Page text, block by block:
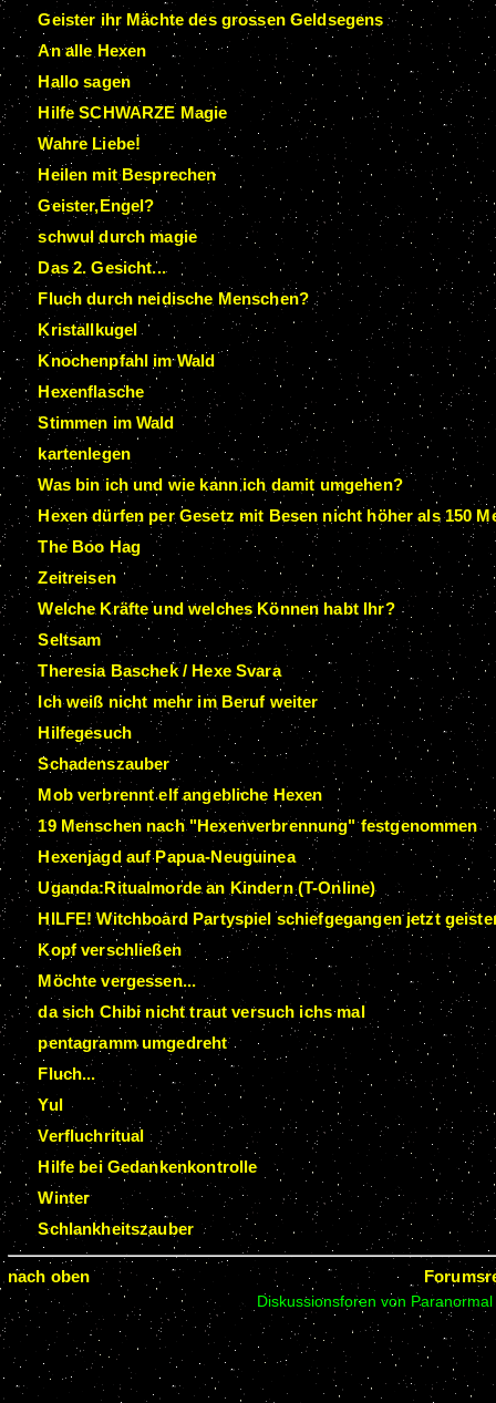
Geister ihr Mächte des grossen Geldsegens
An alle Hexen
Hallo sagen
Hilfe SCHWARZE Magie
Wahre Liebe!
Heilen mit Besprechen
Geister,Engel?
schwul durch magie
Das 2. Gesicht...
Fluch durch neidische Menschen?
Kristallkugel
Knochenpfahl im Wald
Hexenflasche
Stimmen im Wald
kartenlegen
Was bin ich und wie kann ich damit umgehen?
Hexen dürfen per Gesetz mit Besen nicht höher als 150
The Boo Hag
Zeitreisen
Welche Kräfte und welches Können habt Ihr?
Seltsam
Theresia Baschek / Hexe Svara
Ich weiß nicht mehr im Beruf weiter
Hilfegesuch
Schadenszauber
Mob verbrennt elf angebliche Hexen
19 Menschen nach "Hexenverbrennung" festgenommen
Hexenjagd auf Papua-Neuguinea
Uganda:Ritualmorde an Kindern (T-Online)
HILFE! Witchboard Partyspiel schiefgegangen jetzt
Kopf verschließen
Möchte vergessen...
da sich Chibi nicht traut versuch ichs mal
pentagramm umgedreht
Fluch...
Yul
Verfluchritual
Hilfe bei Gedankenkontrolle
Winter
Schlankheitszauber
nach oben
Diskussionsforen von